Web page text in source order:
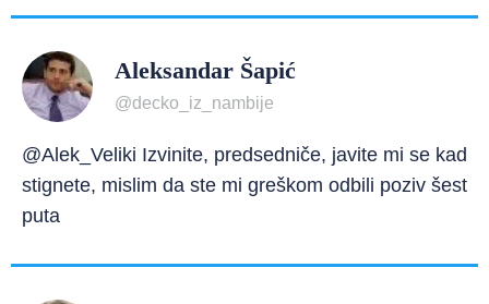
Aleksandar Šapić
@decko_iz_nambije
@Alek_Veliki Izvinite, predsedniče, javite mi se kad
stignete, mislim da ste mi greškom odbili poziv šest
puta